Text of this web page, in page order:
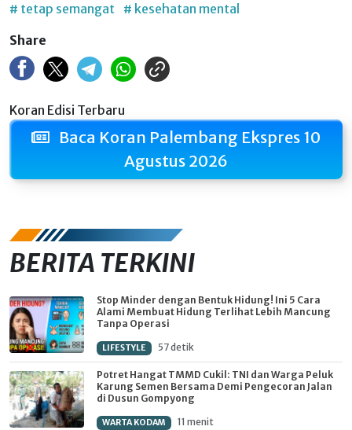
# tetap semangat
# kesehatan mental
Share
Koran Edisi Terbaru
Baca Koran Palembang Ekspres 10
Agustus 2026
BERITA TERKINI
Stop Minder dengan Bentuk Hidung! Ini 5 Cara
Alami Membuat Hidung Terlihat Lebih Mancung
Tanpa Operasi
LIFESTYLE 57 detik
Potret Hangat TMMD Cukil: TNI dan Warga Peluk
Karung Semen Bersama Demi Pengecoran Jalan
di Dusun Gompyong
WARTA KODAM 11 menit